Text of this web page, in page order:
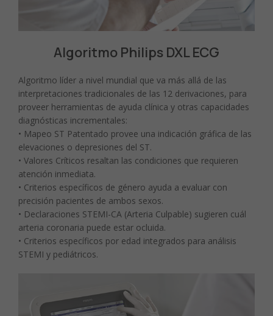
Algoritmo Philips DXL ECG
Algoritmo líder a nivel mundial que va más allá de las
interpretaciones tradicionales de las 12 derivaciones, para
proveer herramientas de ayuda clínica y otras capacidades
diagnósticas incrementales:
• Mapeo ST Patentado provee una indicación gráfica de las
elevaciones o depresiones del ST.
• Valores Críticos resaltan las condiciones que requieren
atención inmediata.
• Criterios específicos de género ayuda a evaluar con
precisión pacientes de ambos sexos.
• Declaraciones STEMI-CA (Arteria Culpable) sugieren cuál
arteria coronaria puede estar ocluida.
• Criterios específicos por edad integrados para análisis
STEMI y pediátricos.